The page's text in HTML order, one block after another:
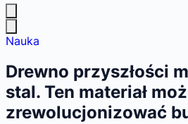
Nauka
Drewno przyszłości
stal. Ten materiał
zrewolucjonizować